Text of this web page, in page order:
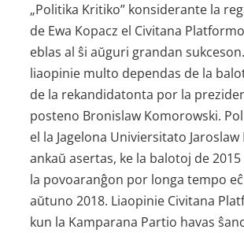
„Politika Kritiko” konsiderante la
de Ewa Kopacz el Civitana
eblas al ŝi aŭguri grandan
liaopinie multo dependas de la
de la re­kandidatonta por la
posteno Bronislaw Komorowski.
el la Jagelona Univiersitato Jaroslaw
ankaŭ asertas, ke la balotoj de
la povoaranĝon por longa tempo
aŭtuno 2018. Liaopinie Civitana
kun la Kamparana Partio havas